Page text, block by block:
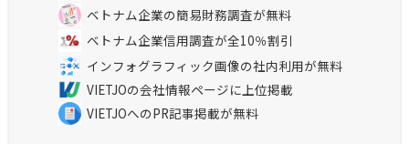
ベトナム企業の簡易財務調査が無料
ベトナム企業信用調査が全10％割引
インフォグラフィック画像の社内利用が無料
VIETJOの会社情報ページに上位掲載
VIETJOへのPR記事掲載が無料